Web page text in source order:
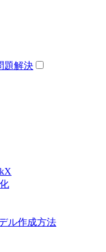
題解決
ル作成方法